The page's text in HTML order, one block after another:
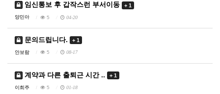
임신통보 후 갑작스런 부서이동 + 1
양민아 5 04-20
문의드립니다. + 1
안보람 5 08-17
계약과 다른 출퇴근 시간 .. + 1
이희주 5 01-18